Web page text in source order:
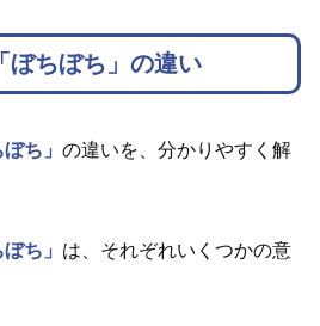
ぼちぼち」の違い
ぼち」 の違いを、分かりやすく解
ぼち」 は、それぞれいくつかの意